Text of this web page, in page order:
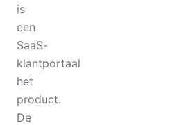
is
een
SaaS-
klantportaal
het
product.
De